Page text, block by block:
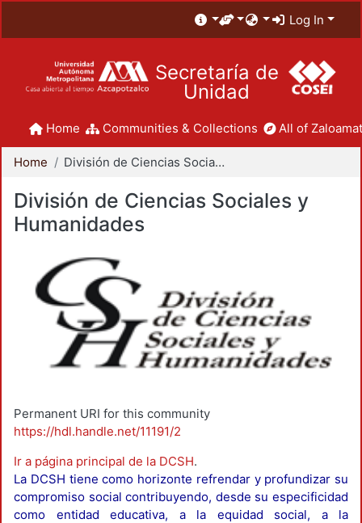
Log In
Secretaría de
Unidad
Home Communities & Collections All of
Home División de Ciencias Sociales y Humanidades
División de Ciencias Sociales y
Humanidades
Permanent URI for this community
https://hdl.handle.net/11191/2
Ir a página principal de la DCSH.
La DCSH tiene como horizonte refrendar y profundizar su
compromiso social contribuyendo, desde su especificidad
como entidad educativa, a la equidad social, a la